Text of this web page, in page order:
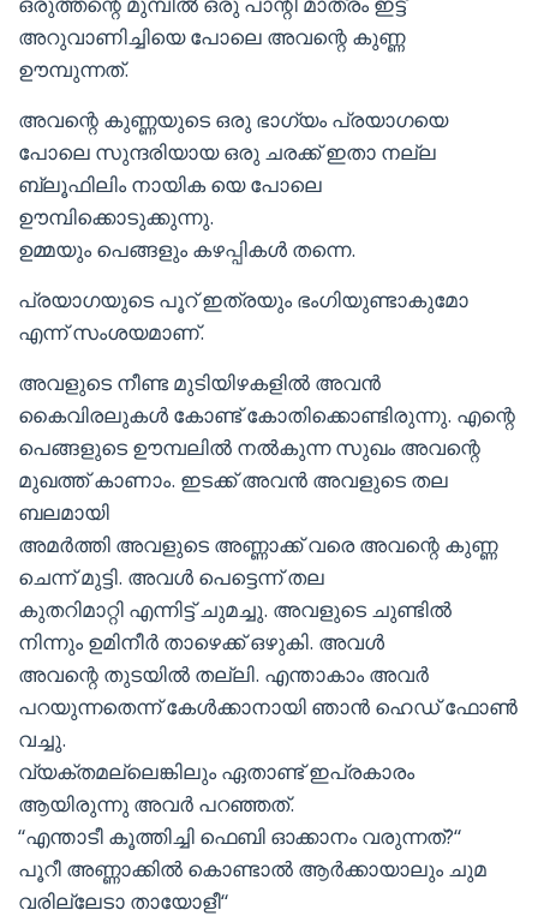
അറുവാണിച്ചിയെ പോലെ അവന്റെ കുണ്ണ
ഊമ്പുന്നത്.
അവന്റെ കുണ്ണയുടെ ഒരു ഭാഗ്യം പ്രയാഗയെ
പോലെ സുന്ദരിയായ ഒരു ചരക്ക് ഇതാ നല്ല
ബ്ലൂഫിലിം നായിക യെ പോലെ
ഊമ്പിക്കൊടുക്കുന്നു.
ഉമ്മയും പെങ്ങളും കഴപ്പികൾ തന്നെ.
പ്രയാഗയുടെ പൂറ് ഇത്രയും ഭംഗിയുണ്ടാകുമോ
എന്ന് സംശയമാണ്.
അവളുടെ നീണ്ട മുടിയിഴകളിൽ അവൻ
കൈവിരലുകൾ കോണ്ട് കോതിക്കൊണ്ടിരുന്നു. എന്റെ
പെങ്ങളുടെ ഊമ്പലിൽ നൽകുന്ന സുഖം അവന്റെ
മുഖത്ത് കാണാം. ഇടക്ക് അവൻ അവളുടെ തല
ബലമായി
അമർത്തി അവളുടെ അണ്ണാക്ക് വരെ അവന്റെ കുണ്ണ
ചെന്ന് മുട്ടി. അവൾ പെട്ടെന്ന് തല
കുതറിമാറ്റി എന്നിട്ട് ചുമച്ചു. അവളുടെ ചുണ്ടിൽ
നിന്നും ഉമിനീർ താഴെക്ക് ഒഴുകി. അവൾ
അവന്റെ തുടയിൽ തല്ലി. എന്താകാം അവർ
പറയുന്നതെന്ന് കേൾക്കാനായി ഞാൻ ഹെഡ് ഫോൺ
വച്ചു.
വ്യക്തമല്ലെങ്കിലും ഏതാണ്ട് ഇപ്രകാരം
ആയിരുന്നു അവർ പറഞ്ഞത്.
“എന്താടീ കൂത്തിച്ചി ഫെബി ഓക്കാനം വരുന്നത്?“
പൂറീ അണ്ണാക്കിൽ കൊണ്ടാൽ ആർക്കായാലും ചുമ
വരില്ലേടാ തായോളീ“